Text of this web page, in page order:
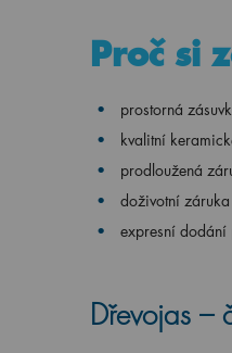
Proč si
prostorná
kvalitní
prodloužená
doživotní
expresní dodání
Dřevojas –